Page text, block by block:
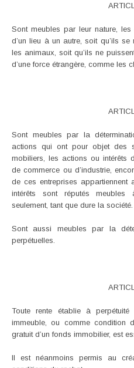
Sont meubles par leur nature,
d’un lieu à un autre, soit qu’ils
les animaux, soit qu’ils ne
d’une force étrangère, comme les
Sont meubles par la
actions qui ont pour objet des
mobiliers, les actions ou intérêts
de commerce ou d’industrie,
de ces entreprises
intérêts sont réputés
seulement, tant que dure la société.
Sont aussi meubles par la
perpétuelles.
Toute rente établie à
immeuble, ou comme condition
gratuit d’un fonds immobilier, est
Il est néanmoins permis au